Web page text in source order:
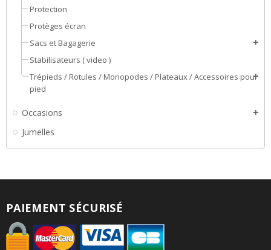
Protection
Protèges écran
Sacs et Bagagerie
add
Stabilisateurs ( video )
Trépieds / Rotules / Monopodes / Plateaux / Accessoires pour
pied
add
Occasions add
Jumelles
PAIEMENT SÉCURISÉ